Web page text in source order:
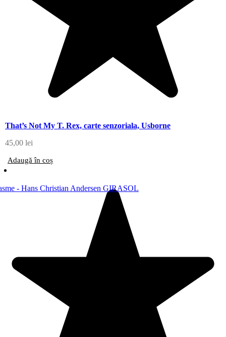
That’s Not My T. Rex, carte senzoriala, Usborne
45,00 lei
Adaugă în coș